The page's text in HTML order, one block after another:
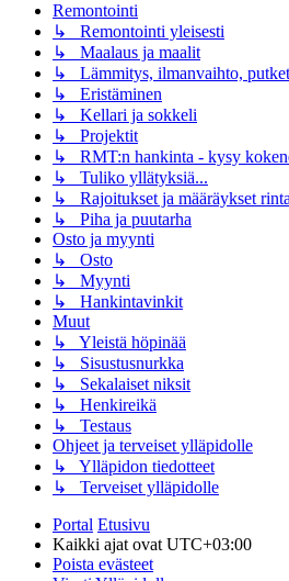
Remontointi
↳ Remontointi yleisesti
↳ Maalaus ja maalit
↳ Lämmitys, ilmanvaihto,
↳ Eristäminen
↳ Kellari ja sokkeli
↳ Projektit
↳ RMT:n hankinta - kysy
↳ Tuliko yllätyksiä...
↳ Rajoitukset ja määräykset
↳ Piha ja puutarha
Osto ja myynti
↳ Osto
↳ Myynti
↳ Hankintavinkit
Muut
↳ Yleistä höpinää
↳ Sisustusnurkka
↳ Sekalaiset niksit
↳ Henkireikä
↳ Testaus
Ohjeet ja terveiset ylläpidolle
↳ Ylläpidon tiedotteet
↳ Terveiset ylläpidolle
Portal Etusivu
Kaikki ajat ovat UTC+03:00
Poista evästeet